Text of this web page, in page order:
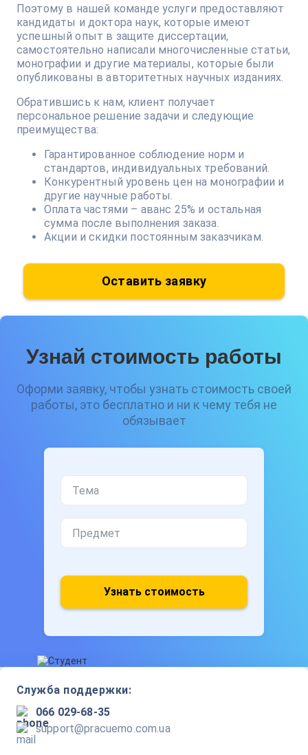
Поэтому в нашей команде услуги предоставляют
кандидаты и доктора наук, которые имеют
успешный опыт в защите диссертации,
самостоятельно написали многочисленные статьи,
монографии и другие материалы, которые были
опубликованы в авторитетных научных изданиях.
Обратившись к нам, клиент получает
персональное решение задачи и следующие
преимущества:
Гарантированное соблюдение норм и
стандартов, индивидуальных требований.
Конкурентный уровень цен на монографии и
другие научные работы.
Оплата частями – аванс 25% и остальная
сумма после выполнения заказа.
Акции и скидки постоянным заказчикам.
Оставить заявку
Узнай стоимость работы
Оформи заявку, чтобы узнать стоимость своей
работы, это бесплатно и ни к чему тебя не
обязывает
Узнать стоимость
Служба поддержки:
066 029-68-35
support@pracuemo.com.ua